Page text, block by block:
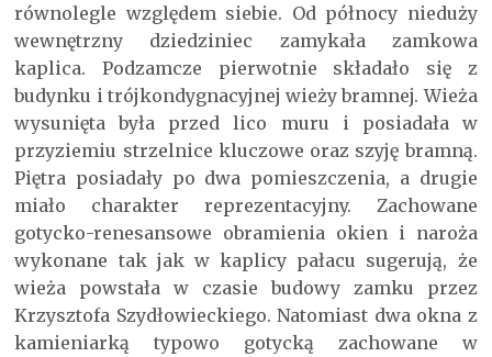
równolegle względem siebie. Od północy nieduży
wewnętrzny dziedziniec zamykała zamkowa
kaplica. Podzamcze pierwotnie składało się z
budynku i trójkondygnacyjnej wieży bramnej. Wieża
wysunięta była przed lico muru i posiadała w
przyziemiu strzelnice kluczowe oraz szyję bramną.
Piętra posiadały po dwa pomieszczenia, a drugie
miało charakter reprezentacyjny. Zachowane
gotycko-renesansowe obramienia okien i naroża
wykonane tak jak w kaplicy pałacu sugerują, że
wieża powstała w czasie budowy zamku przez
Krzysztofa Szydłowieckiego. Natomiast dwa okna z
kamieniarką typowo gotycką zachowane w